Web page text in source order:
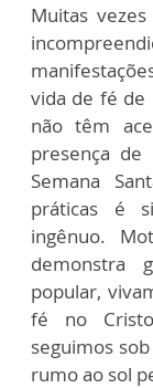
Muitas
vida de fé de
não têm
presença
Semana
práticas é
ingênuo.
demonstra
popular,
fé no
seguimos
rumo ao sol